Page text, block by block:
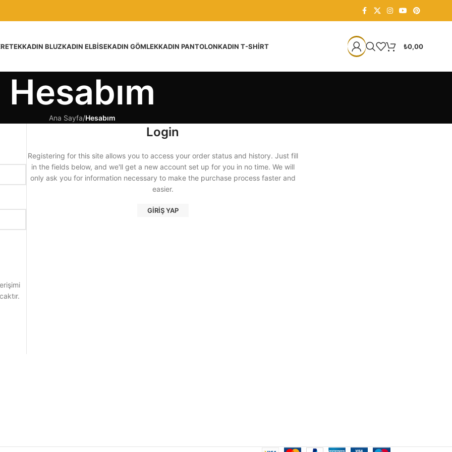
ETEKKADIN BLUZKADIN ELBISEKADIN GÖMLEKKADIN PANTOLONKADIN T-SHIRT ₺0,00
Hesabım
Ana Sayfa/Hesabım
Login
Registering for this site allows you to access your order status and history. Just fill
in the fields below, and we'll get a new account set up for you in no time. We will
only ask you for information necessary to make the purchase process faster and
easier.
GIRIŞ YAP